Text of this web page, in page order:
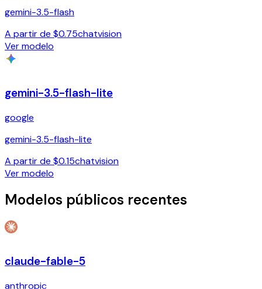
gemini-3.5-flash
A partir de $0.75chatvision
Ver modelo
gemini-3.5-flash-lite
google
gemini-3.5-flash-lite
A partir de $0.15chatvision
Ver modelo
Modelos públicos recentes
claude-fable-5
anthropic